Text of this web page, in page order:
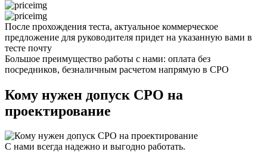
После прохождения теста, актуальное коммерческое
предложение для руководителя придет на указанную вами в
тесте почту
Большое преимущество работы с нами: оплата без
посредников, безналичным расчетом напрямую в СРО
Кому нужен допуск СРО на
проектирование
С нами всегда надежно и выгодно работать.